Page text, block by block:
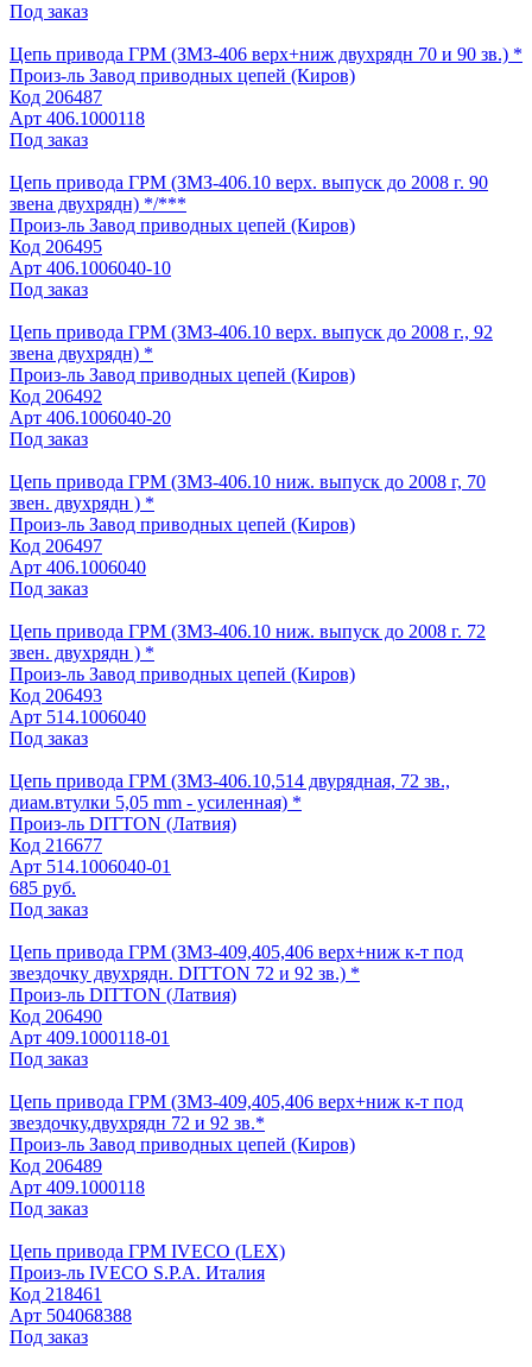
Под заказ
Цепь привода ГРМ (ЗМЗ-406 верх+ниж двухрядн 70 и 90 зв.) *
Произ-ль Завод приводных цепей (Киров)
Код 206487
Арт 406.1000118
Под заказ
Цепь привода ГРМ (ЗМЗ-406.10 верх. выпуск до 2008 г. 90
звена двухрядн) */***
Произ-ль Завод приводных цепей (Киров)
Код 206495
Арт 406.1006040-10
Под заказ
Цепь привода ГРМ (ЗМЗ-406.10 верх. выпуск до 2008 г., 92
звена двухрядн) *
Произ-ль Завод приводных цепей (Киров)
Код 206492
Арт 406.1006040-20
Под заказ
Цепь привода ГРМ (ЗМЗ-406.10 ниж. выпуск до 2008 г, 70
звен. двухрядн ) *
Произ-ль Завод приводных цепей (Киров)
Код 206497
Арт 406.1006040
Под заказ
Цепь привода ГРМ (ЗМЗ-406.10 ниж. выпуск до 2008 г. 72
звен. двухрядн ) *
Произ-ль Завод приводных цепей (Киров)
Код 206493
Арт 514.1006040
Под заказ
Цепь привода ГРМ (ЗМЗ-406.10,514 двурядная, 72 зв.,
диам.втулки 5,05 mm - усиленная) *
Произ-ль DITTON (Латвия)
Код 216677
Арт 514.1006040-01
685 руб.
Под заказ
Цепь привода ГРМ (ЗМЗ-409,405,406 верх+ниж к-т под
звездочку двухрядн. DITTON 72 и 92 зв.) *
Произ-ль DITTON (Латвия)
Код 206490
Арт 409.1000118-01
Под заказ
Цепь привода ГРМ (ЗМЗ-409,405,406 верх+ниж к-т под
звездочку,двухрядн 72 и 92 зв.*
Произ-ль Завод приводных цепей (Киров)
Код 206489
Арт 409.1000118
Под заказ
Цепь привода ГРМ IVECO (LEX)
Произ-ль IVECO S.P.A. Италия
Код 218461
Арт 504068388
Под заказ